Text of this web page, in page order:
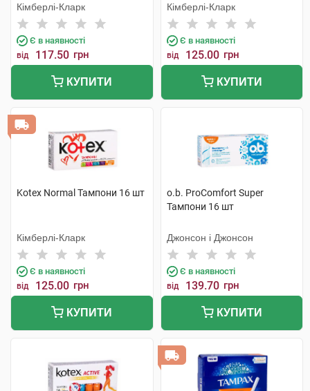
Кімберлі-Кларк
Є в наявності
від 117.50 грн
КУПИТИ
Кімберлі-Кларк
Є в наявності
від 125.00 грн
КУПИТИ
Kotex Normal Тампони 16 шт
Кімберлі-Кларк
Є в наявності
від 125.00 грн
КУПИТИ
o.b. ProComfort Super
Тампони 16 шт
Джонсон і Джонсон
Є в наявності
від 139.70 грн
КУПИТИ